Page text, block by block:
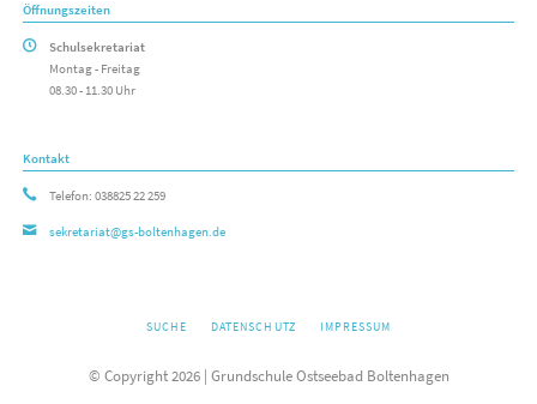
Öffnungszeiten
Schulsekretariat
Montag - Freitag
08.30 - 11.30 Uhr
Kontakt
Telefon: 038825 22 259
sekretariat@gs-boltenhagen.de
NAVIGATION
SUCHE DATENSCHUTZ IMPRESSUM
© Copyright 2026 | Grundschule Ostseebad Boltenhagen